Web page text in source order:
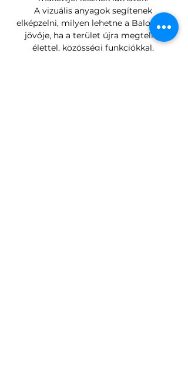
A vizuális anyagok segítenek
elképzelni, milyen lehetne a Balokány
jövője, ha a terület újra megtelne
élettel, közösségi funkciókkal,